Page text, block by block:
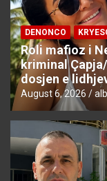
DENONCO
Roli mafioz i
kriminal
dosjen e
August 6, 2026